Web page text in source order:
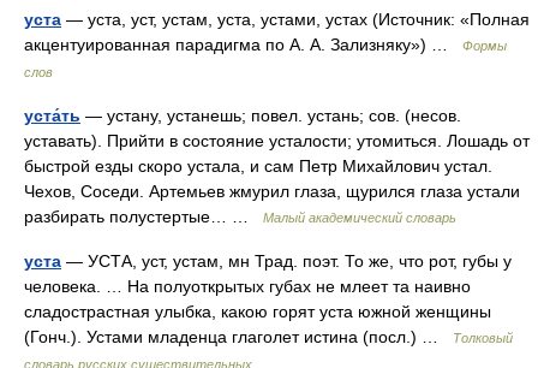
уста — уста, уст, устам, уста, устами, устах (Источник: «Полная
акцентуированная парадигма по А. А. Зализняку») …
Формы
слов
уста́ть — устану, устанешь; повел. устань; сов. (несов.
уставать). Прийти в состояние усталости; утомиться. Лошадь от
быстрой езды скоро устала, и сам Петр Михайлович устал.
Чехов, Соседи. Артемьев жмурил глаза, щурился глаза устали
разбирать полустертые… …
Малый академический словарь
уста — УСТА, уст, устам, мн Трад. поэт. То же, что рот, губы у
человека. … На полуоткрытых губах не млеет та наивно
сладострастная улыбка, какою горят уста южной женщины
(Гонч.). Устами младенца глаголет истина (посл.) …
Толковый
словарь русских существительных